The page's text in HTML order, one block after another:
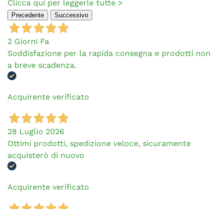
Clicca qui per leggerle tutte >
Precedente Successivo
2 Giorni Fa
Soddisfazione per la rapida consegna e prodotti non
a breve scadenza.
Acquirente verificato
28 Luglio 2026
Ottimi prodotti, spedizione veloce, sicuramente
acquisterò di nuovo
Acquirente verificato